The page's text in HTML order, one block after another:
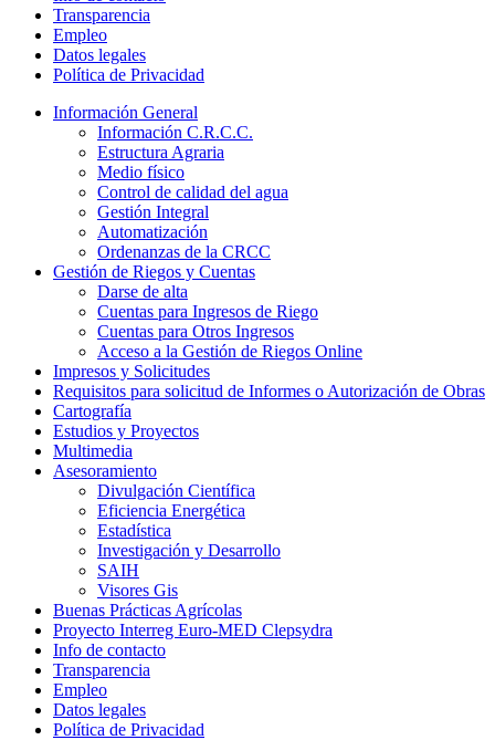
Transparencia
Empleo
Datos legales
Política de Privacidad
Información General
Información C.R.C.C.
Estructura Agraria
Medio físico
Control de calidad del agua
Gestión Integral
Automatización
Ordenanzas de la CRCC
Gestión de Riegos y Cuentas
Darse de alta
Cuentas para Ingresos de Riego
Cuentas para Otros Ingresos
Acceso a la Gestión de Riegos Online
Impresos y Solicitudes
Requisitos para solicitud de Informes o Autorización de Obras
Cartografía
Estudios y Proyectos
Multimedia
Asesoramiento
Divulgación Científica
Eficiencia Energética
Estadística
Investigación y Desarrollo
SAIH
Visores Gis
Buenas Prácticas Agrícolas
Proyecto Interreg Euro-MED Clepsydra
Info de contacto
Transparencia
Empleo
Datos legales
Política de Privacidad